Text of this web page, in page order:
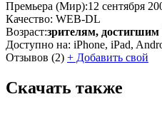
Премьера (Мир):12 сентября
Качество: WEB-DL
Возраст:зрителям, достигшим
Доступно на: iPhone, iPad,
Отзывов (2) + Добавить свой
Скачать также